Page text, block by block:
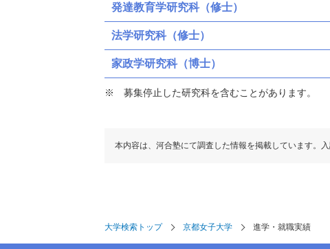
発達教育学研究科（修士）
法学研究科（修士）
家政学研究科（博士）
募集停止した研究科を含むことがあります。
本内容は、河合塾にて調査した情報を掲載しています。
大学検索トップ 京都女子大学 進学・就職実績